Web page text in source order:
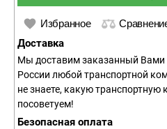
Избранное
Доставка
Мы доставим заказанный Вами
России любой транспортной
не знаете, какую
посоветуем!
Безопасная оплата